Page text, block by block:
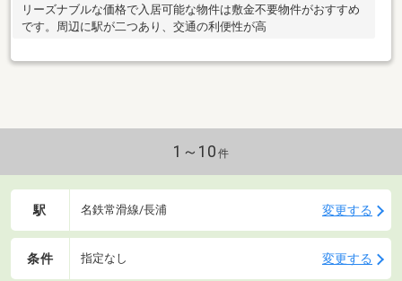
リーズナブルな価格で入居可能な物件は敷金不要物件がおすすめ
です。周辺に駅が二つあり、交通の利便性が高
1～10 件
駅 名鉄常滑線/長浦 変更する
条件 指定なし 変更する